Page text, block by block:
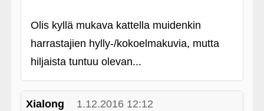
Olis kyllä mukava kattella muidenkin
harrastajien hylly-/kokoelmakuvia, mutta
hiljaista tuntuu olevan...
Xialong 1.12.2016 12:12